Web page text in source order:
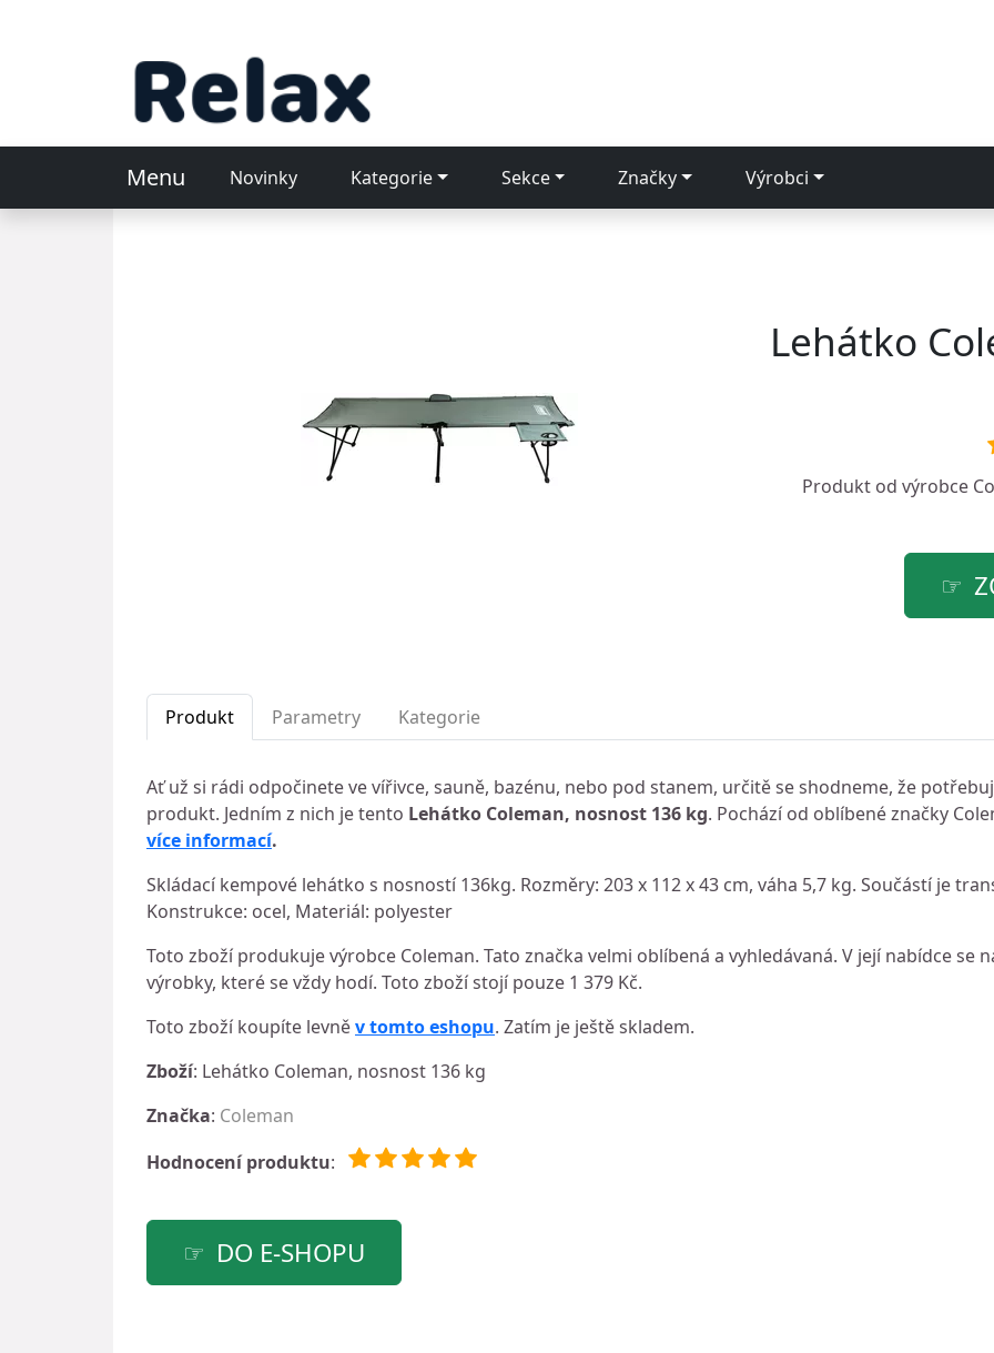
Menu Novinky Kategorie Sekce Značky Výrobci
Lehátko
Produkt od výrobce
Produkt Parametry Kategorie
Ať už si rádi odpočinete ve vířivce, sauně, bazénu, nebo pod stanem, určitě se shodneme, že
produkt. Jedním z nich je tento Lehátko Coleman, nosnost 136 kg. Pochází od oblíbené značky
více informací.
Skládací kempové lehátko s nosností 136kg. Rozměry: 203 x 112 x 43 cm, váha 5,7 kg. Součástí je
Konstrukce: ocel, Materiál: polyester
Toto zboží produkuje výrobce Coleman. Tato značka velmi oblíbená a vyhledávaná. V její nabídce se
výrobky, které se vždy hodí. Toto zboží stojí pouze 1 379 Kč.
Toto zboží koupíte levněv tomto eshopu. Zatím je ještě skladem.
Zboží: Lehátko Coleman, nosnost 136 kg
Značka: Coleman
Hodnocení produktu:
DO E-SHOPU